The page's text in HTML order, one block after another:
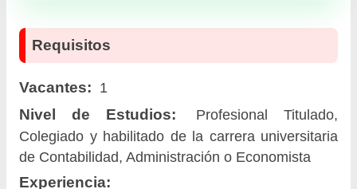
Requisitos
Vacantes: 1
Nivel de Estudios:
Profesional Titulado,
Colegiado y habilitado de la carrera universitaria
de Contabilidad, Administración o Economista
Experiencia: